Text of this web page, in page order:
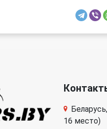
16 место)